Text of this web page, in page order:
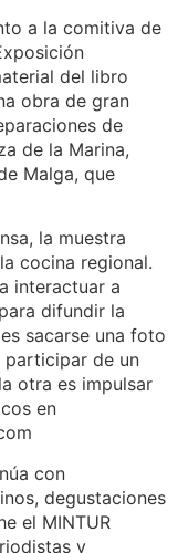
a la comitiva de
del libro
obra de gran
de
de la Marina,
Malga, que
la muestra
cocina regional.
interactuar a
difundir la
sacarse una foto
participar de un
otra es impulsar
en
con
degustaciones
el MINTUR
y